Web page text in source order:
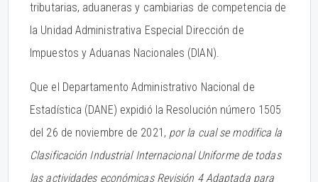
tributarias, aduaneras y cambiarias de competencia de
la Unidad Administrativa Especial Dirección de
Impuestos y Aduanas Nacionales (DIAN).
Que el Departamento Administrativo Nacional de
Estadística (DANE) expidió la Resolución número 1505
del 26 de noviembre de 2021, por la cual se modifica la
Clasificación Industrial Internacional Uniforme de todas
las actividades económicas Revisión 4 Adaptada para